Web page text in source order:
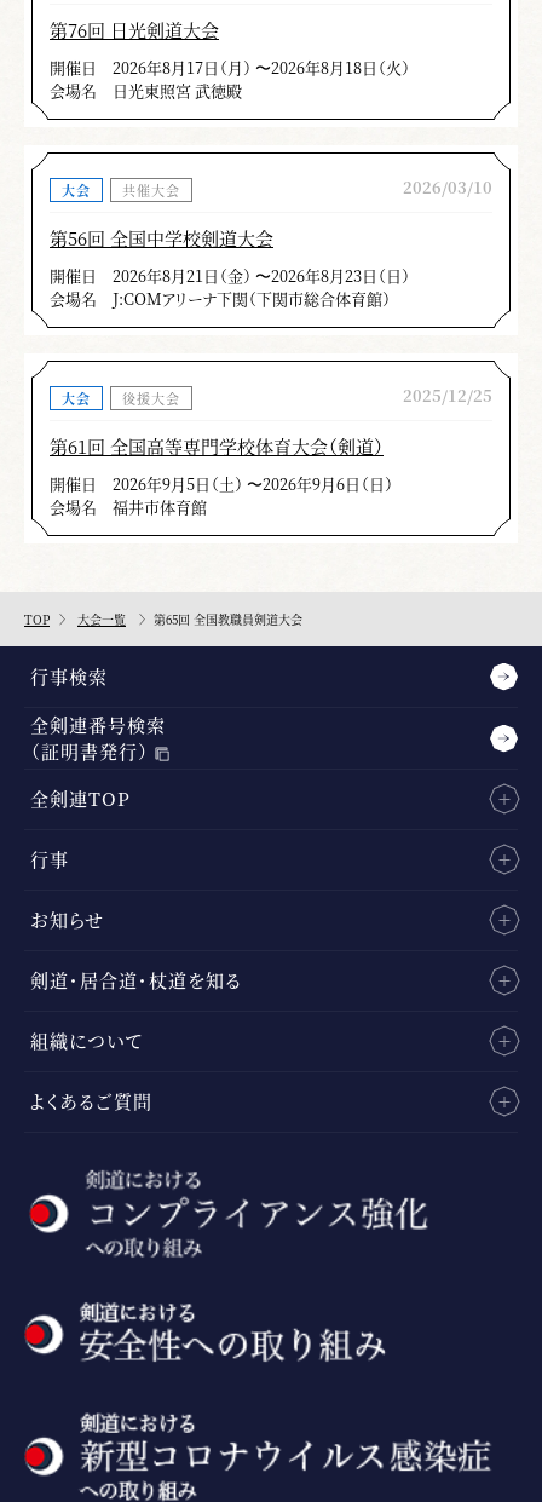
第76回 日光剣道大会
開催日
2026年8月17日（月） 〜2026年8月18日（火）
会場名
日光東照宮 武徳殿
大会 共催大会 2026/03/10
第56回 全国中学校剣道大会
開催日
2026年8月21日（金） 〜2026年8月23日（日）
会場名
J:COMアリーナ下関（下関市総合体育館）
大会 後援大会 2025/12/25
第61回 全国高等専門学校体育大会（剣道）
開催日
2026年9月5日（土） 〜2026年9月6日（日）
会場名
福井市体育館
TOP 大会一覧 第65回 全国教職員剣道大会
行事検索
全剣連番号検索
（証明書発行）
全剣連TOP
行事
お知らせ
剣道・居合道・杖道を知る
組織について
よくあるご質問